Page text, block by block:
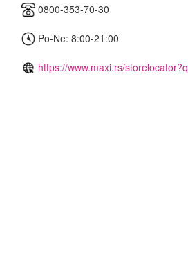
0800-353-70-30
Po-Ne: 8:00-21:00
https://www.maxi.rs/